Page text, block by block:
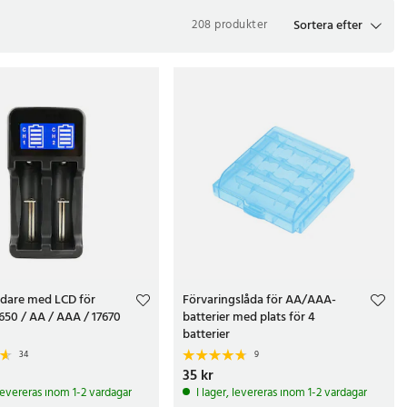
genom att placera dem i laddaren när batteriet tagit slut. Här
ett stort sortiment av alkaliska batterier och lithiumbatterier
ficklampor, e-cigaretter och elektriska bilar till laddningsbara
208 produkter Sortera efter
med LCD för
/ AA / AAA / 17670
34
inom 1-2 vardagar
Förvaringslåda för AA/AAA-
batterier med plats för 4
batterier
9
Pris:35 kr
35 kr
I lager, levereras inom 1-2 vardagar